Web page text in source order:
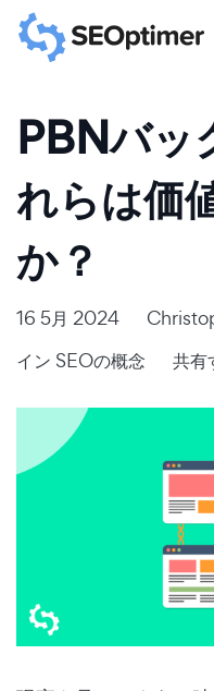
PBNバッ
れらは価
か？
16 5月 2024
イン SEOの概念 共有